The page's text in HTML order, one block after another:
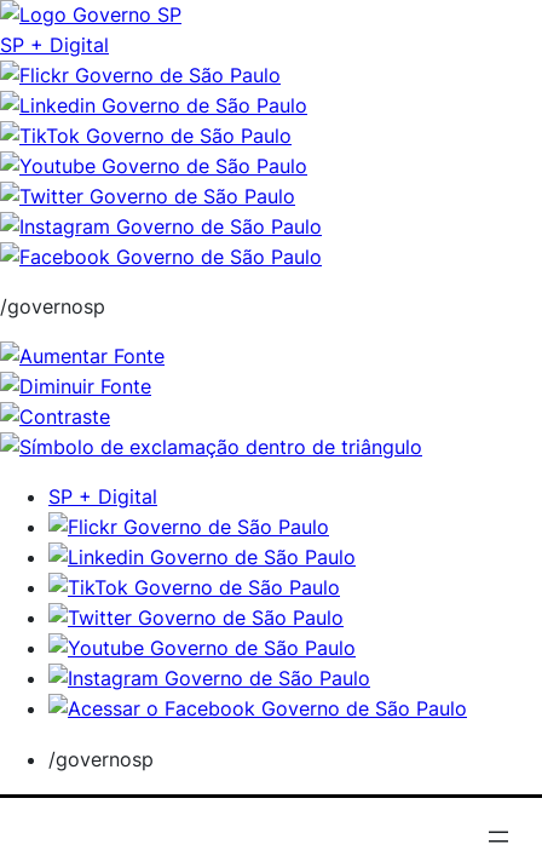
Pular
para
o
conteúdo
SP + Digital
/governosp
SP + Digital
/governosp